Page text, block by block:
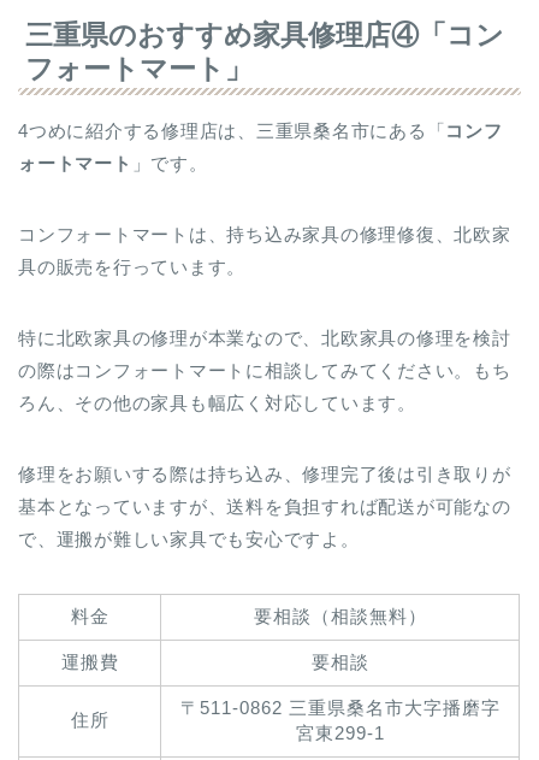
三重県のおすすめ家具修理店④「コン
フォートマート」
4つめに紹介する修理店は、三重県桑名市にある「コンフ
ォートマート 」です。
コンフォートマートは、持ち込み家具の修理修復、北欧家
具の販売を行っています。
特に北欧家具の修理が本業なので、北欧家具の修理を検討
の際はコンフォートマートに相談してみてください。もち
ろん、その他の家具も幅広く対応しています。
修理をお願いする際は持ち込み、修理完了後は引き取りが
基本となっていますが、送料を負担すれば配送が可能なの
で、運搬が難しい家具でも安心ですよ。
料金 要相談（相談無料）
運搬費 要相談
住所
〒511-0862 三重県桑名市大字播磨字
宮東299-1